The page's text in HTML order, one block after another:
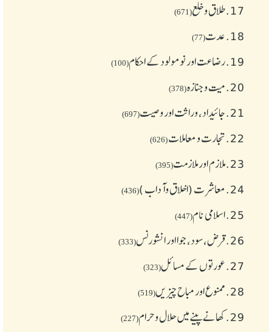
17. طلاق و خلع(671)
18. عدت(77)
19. رضاعت اور نومولود کے احکام(100)
20. میت و جنازہ(378)
21. جائیداد، وراثت اور وصیت(697)
22. تجارت و معاملات(626)
23. ملازم اور ملازمت(395)
24. معاشرت (اخلاق وآداب )(436)
25. اسلامی نام(447)
26. قرض،سود، جوا اور انشورنس(333)
27. عورتوں کے مسائل(323)
28. ممنوع اور مباح چیز یں(519)
29. کھانے پینے میں حلال و حرام(227)